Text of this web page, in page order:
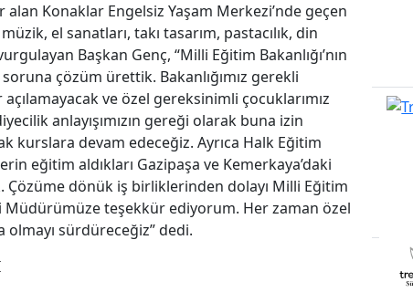
Konaklar Engelsiz Yaşam Merkezi’nde geçen
el sanatları, takı tasarım, pastacılık, din
Başkan Genç, “Milli Eğitim Bakanlığı’nın
çözüm ürettik. Bakanlığımız gerekli
ve özel gereksinimli çocuklarımız
anlayışımızın gereği olarak buna izin
kurslara devam edeceğiz. Ayrıca Halk Eğitim
eğitim aldıkları Gazipaşa ve Kemerkaya’daki
dönük iş birliklerinden dolayı Milli Eğitim
teşekkür ediyorum. Her zaman özel
sürdüreceğiz” dedi.